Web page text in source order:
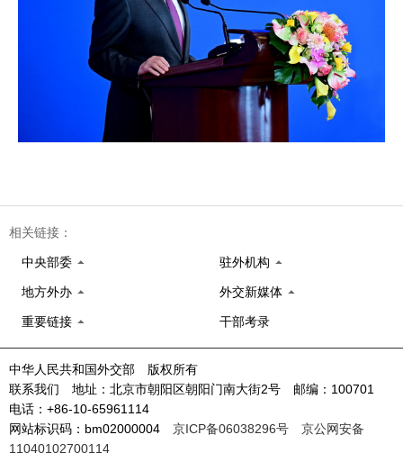
相关链接：
中央部委 驻外机构
地方外办 外交新媒体
重要链接 干部考录
中华人民共和国外交部 版权所有
联系我们 地址：北京市朝阳区朝阳门南大街2号 邮编：100701
电话：+86-10-65961114
网站标识码：bm02000004 京ICP备06038296号
京公网安备
11040102700114